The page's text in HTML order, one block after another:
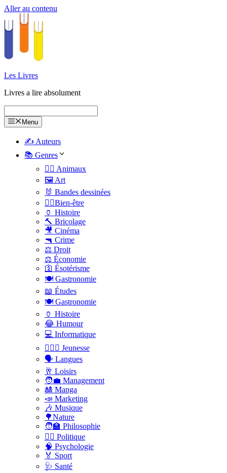
Aller au contenu
Les Livres
Livres a lire absolument
Menu
✍️ Auteurs
📚 Genres
🐕‍🦺 Animaux
🖼️ Art
🐰 Bandes dessinées
🧑‍⚕️Bien-être
🏺 Histoire
🔨 Bricolage
🎥 Cinéma
🔫 Crime
⚖️ Droit
⚖️ Économie
🛐 Ésotérisme
🍽️ Gastronomie
📖 Études
🍽️ Gastronomie
🏺 Histoire
😂 Humour
💻 Informatique
🤸🏽‍♀️ Jeunesse
🗣 Langues
🥂 Loisirs
🧑‍💼 Management
🎎 Manga
📣 Marketing
🎶 Musique
🌳Nature
🧑‍🏫 Philosophie
👨‍⚖️ Politique
🧠 Psychologie
🏅 Sport
🩺 Santé